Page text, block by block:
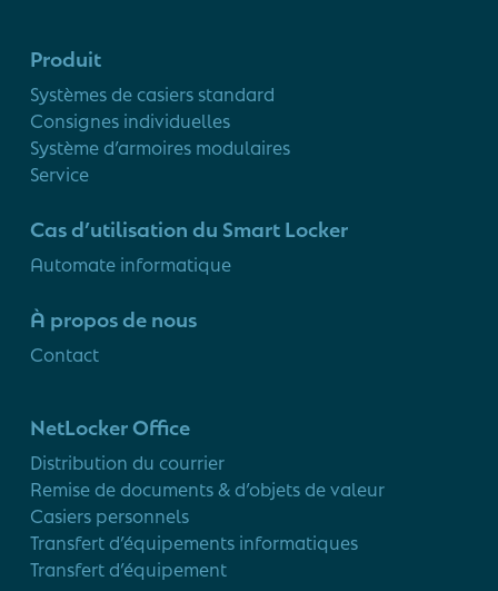
Produit
Systèmes de casiers standard
Consignes individuelles
Système d’armoires modulaires
Service
Cas d’utilisation du Smart Locker
Automate informatique
À propos de nous
Contact
NetLocker Office
Distribution du courrier
Remise de documents & d’objets de valeur
Casiers personnels
Transfert d’équipements informatiques
Transfert d’équipement